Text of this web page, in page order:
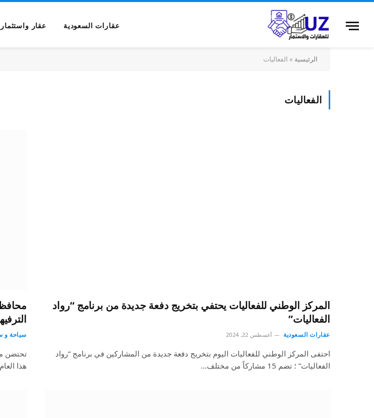
عقارات السعودية عقار واستثمار
الرئيسية » الفعاليات
الفعاليات
المركز الوطني للفعاليات يحتفي بتخريج دفعة جديدة من برنامج “رواد
الفعاليات”
عقارات السعودية أغسطس 22, 2024
احتفى المركز الوطني للفعاليات اليوم بتخريج دفعة جديدة من المشاركين في برنامج “رواد
الفعاليات” ؛ تضم 15 مشاركاً من مختلف…
سياحة و
تحتضن
هذا العام 2024، التي تنظمها مؤسسة وسام البادية…